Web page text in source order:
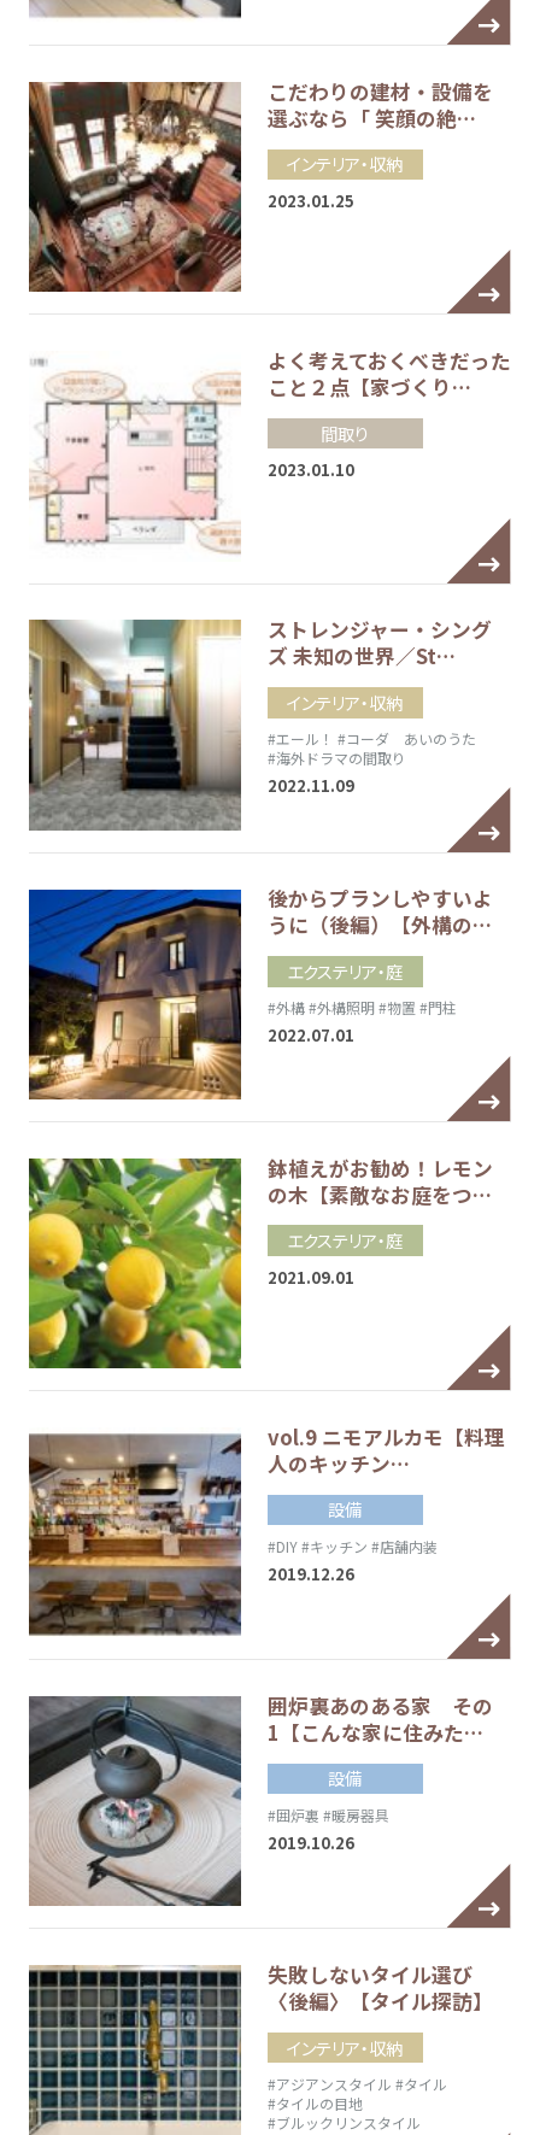
こだわりの建材・設備を
選ぶなら「 笑顔の絶…
インテリア・収納
2023.01.25
よく考えておくべきだった
こと２点【家づくり…
間取り
2023.01.10
ストレンジャー・シング
ズ 未知の世界／St…
インテリア・収納
#エール！ #コーダ あいのうた
#海外ドラマの間取り
2022.11.09
後からプランしやすいよ
うに（後編）【外構の…
エクステリア・庭
#外構#外構照明 #物置 #門柱
2022.07.01
鉢植えがお勧め！レモン
の木【素敵なお庭をつ…
エクステリア・庭
2021.09.01
vol.9 ニモアルカモ【料理
人のキッチン…
設備
#DIY#キッチン #店舗内装
2019.12.26
囲炉裏あのある家 その
1【こんな家に住みた…
設備
#囲炉裏 #暖房器具
2019.10.26
失敗しないタイル選び
〈後編〉【タイル探訪】
インテリア・収納
#アジアンスタイル #タイル
#タイルの目地
#ブルックリンスタイル